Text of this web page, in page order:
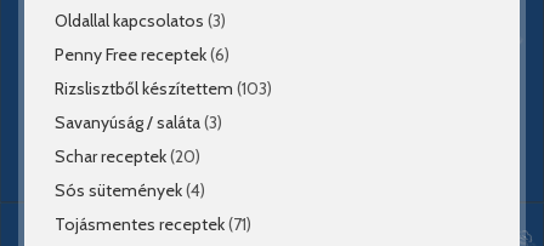
Oldallal kapcsolatos (3)
Penny Free receptek(6)
Rizslisztből készítettem (103)
Savanyúság / saláta(3)
Schar receptek(20)
Sós sütemények(4)
Tojásmentes receptek(71)